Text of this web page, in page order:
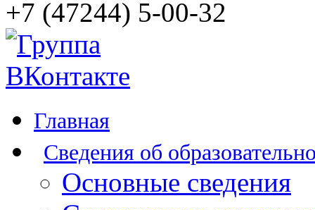
+7 (47244) 5-00-32
Главная
Сведения об
Основные сведения